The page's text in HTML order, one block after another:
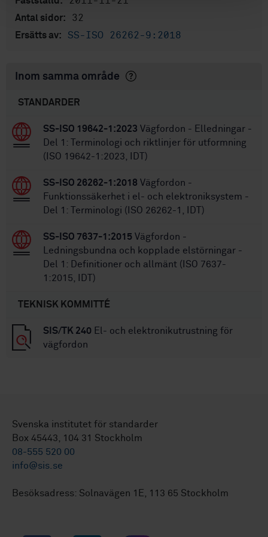
Antal sidor: 32
Ersätts av: SS-ISO 26262-9:2018
Inom samma område
STANDARDER
SS-ISO 19642-1:2023 Vägfordon - Elledningar -
Del 1: Terminologi och riktlinjer för utformning
(ISO 19642-1:2023, IDT)
SS-ISO 26262-1:2018 Vägfordon -
Funktionssäkerhet i el- och elektroniksystem -
Del 1: Terminologi (ISO 26262-1, IDT)
SS-ISO 7637-1:2015 Vägfordon -
Ledningsbundna och kopplade elstörningar -
Del 1: Definitioner och allmänt (ISO 7637-
1:2015, IDT)
TEKNISK KOMMITTÉ
SIS/TK 240 El- och elektronikutrustning för
vägfordon
Svenska institutet för standarder
Box 45443, 104 31 Stockholm
08-555 520 00
info@sis.se
Besöksadress: Solnavägen 1E, 113 65 Stockholm